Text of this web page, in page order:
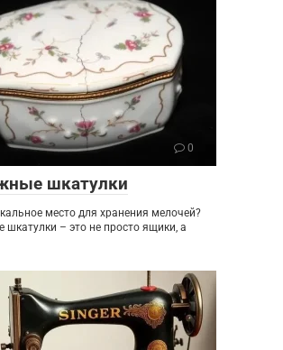
0
шкатулки
место для хранения мелочей?
шкатулки – это не просто ящики, а